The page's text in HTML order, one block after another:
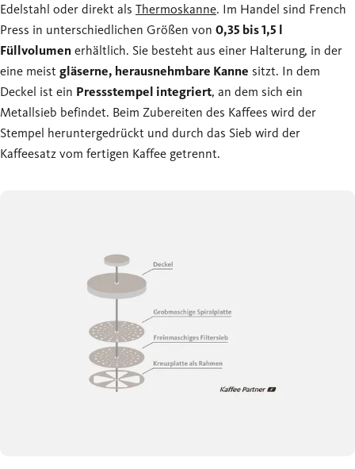
Edelstahl oder direkt als Thermoskanne. Im Handel sind French
Press in unterschiedlichen Größen von 0,35 bis 1,5 l
Füllvolumen erhältlich. Sie besteht aus einer Halterung, in der
eine meist gläserne, herausnehmbare Kanne sitzt. In dem
Deckel ist ein Pressstempel integriert, an dem sich ein
Metallsieb befindet. Beim Zubereiten des Kaffees wird der
Stempel heruntergedrückt und durch das Sieb wird der
Kaffeesatz vom fertigen Kaffee getrennt.